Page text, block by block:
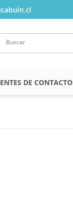
DE CONTACTO